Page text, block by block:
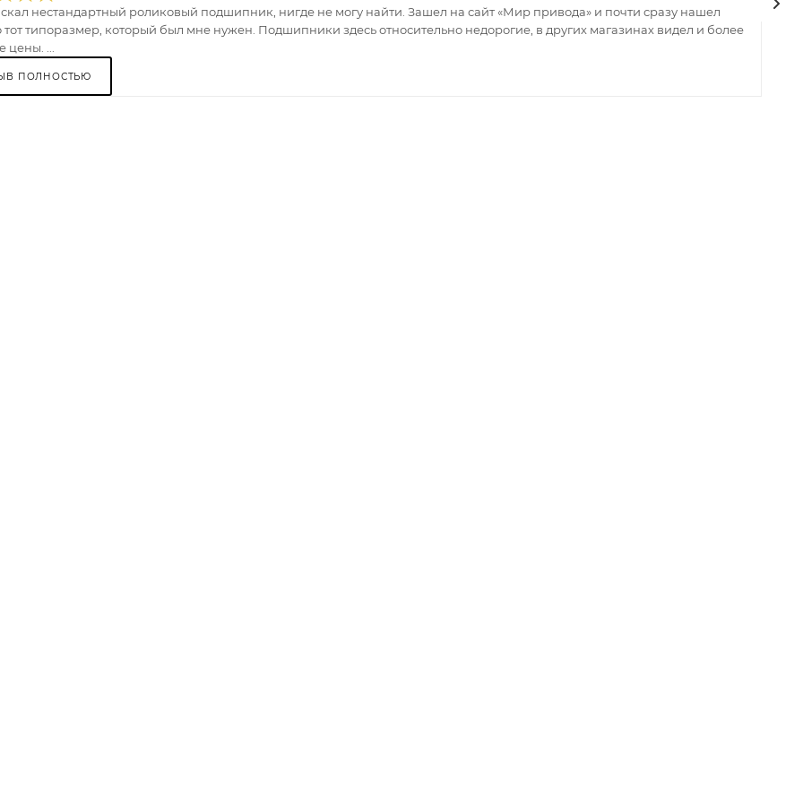
нестандартный роликовый подшипник, нигде не могу найти. Зашел на сайт «Мир привода» и почти сразу нашел
типоразмер, который был мне нужен. Подшипники здесь относительно недорогие, в других магазинах видел и более
цены. ...
ПОЛНОСТЬЮ